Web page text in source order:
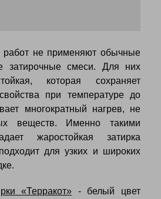
не применяют обычные
затирочные смеси. Для них
которая сохраняет
при температуре до
многократный нагрев, не
веществ. Именно такими
жаростойкая затирка
для узких и широких
«Терракот» - белый цвет